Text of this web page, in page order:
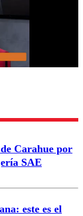
comentario
Carahue por
SAE
este es el